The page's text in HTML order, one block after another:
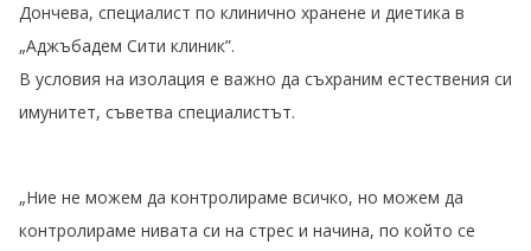
Дончева, специалист по клинично хранене и диетика в
„Аджъбадем Сити клиник”.
В условия на изолация е важно да съхраним естествения си
имунитет, съветва специалистът.
„Ние не можем да контролираме всичко, но можем да
контролираме нивата си на стрес и начина, по който се